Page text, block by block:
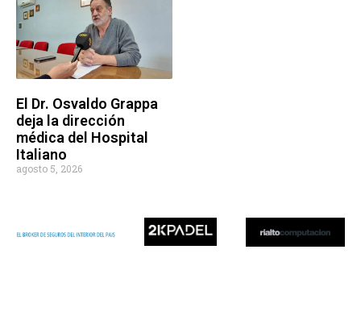
El Dr. Osvaldo Grappa
deja la dirección
médica del Hospital
Italiano
agosto 5, 2026